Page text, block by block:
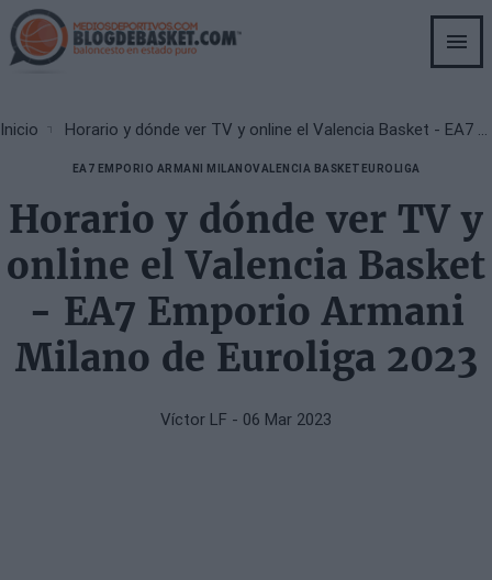
Skip
to
main
Breadcrumb
Inicio Horario y dónde ver TV y online el Valencia Basket - EA7 Emporio Armani Milano de Euroliga 2023
EA7 EMPORIO ARMANI MILANOVALENCIA BASKET EUROLIGA
Horario y dónde ver TV y
online el Valencia Basket
- EA7 Emporio Armani
Milano de Euroliga 2023
Víctor LF - 06 Mar 2023